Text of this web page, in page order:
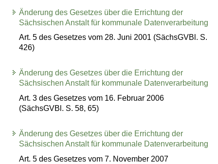
Änderung des Gesetzes über die Errichtung der
Sächsischen Anstalt für kommunale Datenverarbeitung
Art. 5 des Gesetzes vom 28. Juni 2001 (SächsGVBl. S.
426)
Änderung des Gesetzes über die Errichtung der
Sächsischen Anstalt für kommunale Datenverarbeitung
Art. 3 des Gesetzes vom 16. Februar 2006
(SächsGVBl. S. 58, 65)
Änderung des Gesetzes über die Errichtung der
Sächsischen Anstalt für kommunale Datenverarbeitung
Art. 5 des Gesetzes vom 7. November 2007